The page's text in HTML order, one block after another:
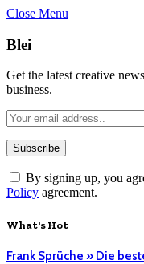
Close Menu
Blei
Get the latest creative
business.
By signing up, you
Policy agreement.
What's Hot
Frank Sprüche » Die